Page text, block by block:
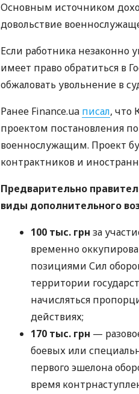
Основным источником
довольствие
Если работника незаконно
имеет право обратиться в
обжаловать увольнение в
Ранее Finance.ua писал, что
проектом постановления
военнослужащим. Проект
контрактников и
Предварительно
виды дополнительного
100 тыс. грн за
временно
позициями Сил
территории
начисляться
действиях;
170 тыс. грн —
боевых или
первого эшелона
время